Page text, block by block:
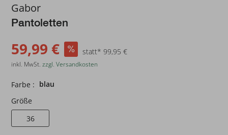
Gabor
Pantoletten
59,99 € statt* 99,95 €
inkl. MwSt.zzgl. Versandkosten
Farbe : blau
Größe
36